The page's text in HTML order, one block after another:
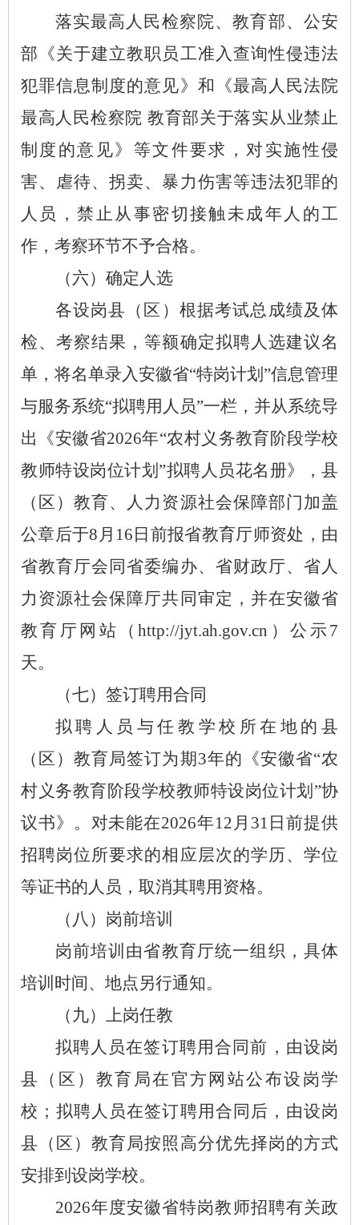
落实最高人民检察院、教育部、公安
部《关于建立教职员工准入查询性侵违法
犯罪信息制度的意见》和《最高人民法院
最高人民检察院 教育部关于落实从业禁止
制度的意见》等文件要求，对实施性侵
害、虐待、拐卖、暴力伤害等违法犯罪的
人员，禁止从事密切接触未成年人的工
作，考察环节不予合格。
（六）确定人选
各设岗县（区）根据考试总成绩及体
检、考察结果，等额确定拟聘人选建议名
单，将名单录入安徽省“特岗计划”信息管理
与服务系统“拟聘用人员”一栏，并从系统导
出《安徽省2026年“农村义务教育阶段学校
教师特设岗位计划”拟聘人员花名册》，县
（区）教育、人力资源社会保障部门加盖
公章后于8月16日前报省教育厅师资处，由
省教育厅会同省委编办、省财政厅、省人
力资源社会保障厅共同审定，并在安徽省
教育厅网站（http://jyt.ah.gov.cn）公示7
天。
（七）签订聘用合同
拟聘人员与任教学校所在地的县
（区）教育局签订为期3年的《安徽省“农
村义务教育阶段学校教师特设岗位计划”协
议书》。对未能在2026年12月31日前提供
招聘岗位所要求的相应层次的学历、学位
等证书的人员，取消其聘用资格。
（八）岗前培训
岗前培训由省教育厅统一组织，具体
培训时间、地点另行通知。
（九）上岗任教
拟聘人员在签订聘用合同前，由设岗
县（区）教育局在官方网站公布设岗学
校；拟聘人员在签订聘用合同后，由设岗
县（区）教育局按照高分优先择岗的方式
安排到设岗学校。
2026年度安徽省特岗教师招聘有关政